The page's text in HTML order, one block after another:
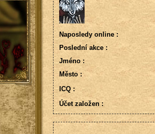
Naposledy online :
Poslední akce :
Jméno :
Město :
ICQ :
Účet založen :